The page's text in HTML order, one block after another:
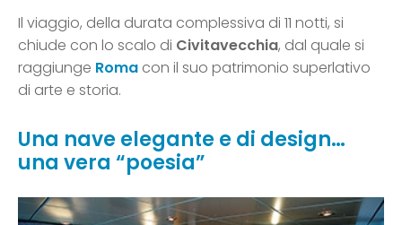
Il viaggio, della durata complessiva di 11 notti, si
chiude con lo scalo di Civitavecchia, dal quale si
raggiunge Roma con il suo patrimonio superlativo
di arte e storia.
Una nave elegante e di design…
una vera “poesia”